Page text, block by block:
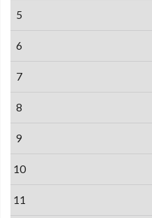
5
6
7
8
9
10
11